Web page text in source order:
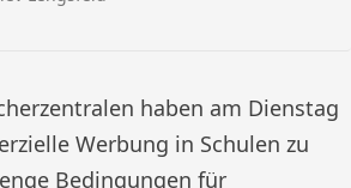
haben am Dienstag
Werbung in Schulen zu
Bedingungen für